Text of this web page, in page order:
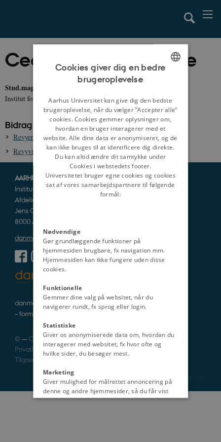
Cecilie Sophie Grothe
Stud.mag.
Institut for Kultur og Samfund, Aarhus Universitet
Bidrag til danmarkshistorien.dk:
Revyen på Frederiksberg Morskabsteater, 1885-1894
Revyvisen ’Vi hvisker!’ fra Sommerrevyen i 1885
AARHUS UNIVERSITET
Institut for Kultur og Samfund
Afdeling for Historie og Klassiske Studier
Jens Chr. Skous Vej 5
8000 Aarhus C
danmarkshistorien@cas.au.dk
danmarkshistorie i tekst, lyd og billede
– formidlet af fagfolk
©—Cookies
Privatlivspolitik
Tilgængelighedserklæring
DANISH
Cookies giver dig en bedre
brugeroplevelse
Aarhus Universitet kan give dig den bedste
brugeroplevelse, når du vælger ”Accepter alle”
cookies. Cookies gemmer oplysninger om,
hvordan en bruger interagerer med et
website. Alle dine data er anonymiseret, og de
kan ikke bruges til at identificere dig direkte.
Du kan altid ændre dit samtykke under
Cookies i webstedets footer.
Universitetet bruger egne cookies og cookies
sat af vores samarbejdspartnere til følgende
formål:
Nødvendige
Gør grundlæggende funktioner på
hjemmesiden brugbare, fx navigation mm.
Hjemmesiden kan ikke fungere uden disse
cookies.
Funktionelle
Gemmer dine valg på websitet, når du
navigerer rundt, fx sprog eller login.
Statistiske
Giver os anonymiserede data om, hvordan du
interagerer med websitet, fx hvor ofte og
hvilke sider, du besøger mest.
Marketing
Giver mulighed for målrettet annoncering på
denne og andre hjemmesider, så du får vist
det indhold, der er mest relevant for dig.